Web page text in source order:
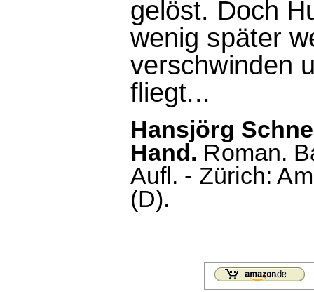
gelöst. Doch
wenig später
verschwinden
fliegt...
Hansjörg
Hand. Roman.
Aufl. - Zürich:
(D).